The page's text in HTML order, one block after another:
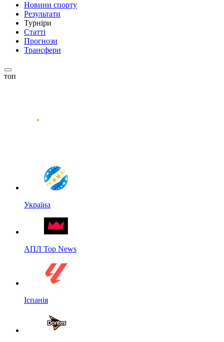
Новини спорту
Результати
Турніри
Статті
Прогнози
Трансфери
топ
Україна
АПЛ Top News
Іспанія